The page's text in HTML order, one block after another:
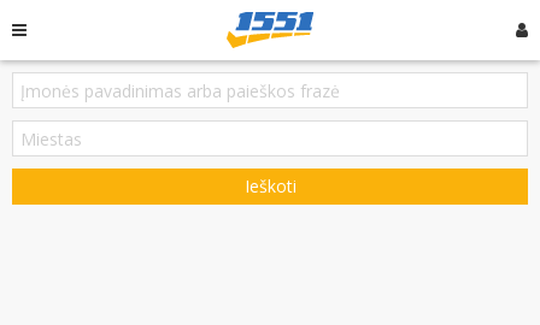
Ieškoti